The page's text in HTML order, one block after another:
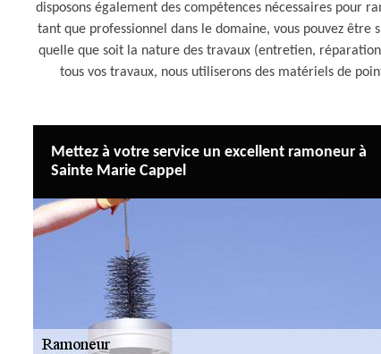
disposons également des compétences nécessaires pour
tant que professionnel dans le domaine, vous pouvez
quelle que soit la nature des travaux (entretien,
tous vos travaux, nous utiliserons des matériels de
Mettez à votre service un excellent ramoneur à
Sainte Marie Cappel